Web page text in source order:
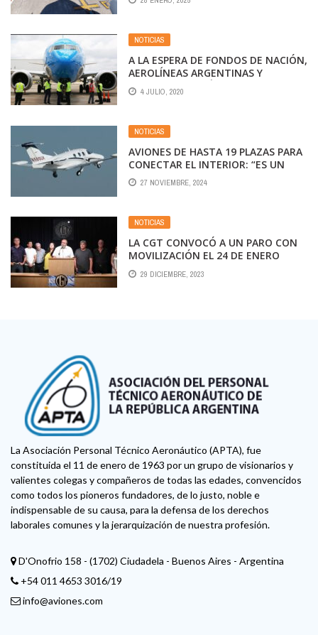
NOTICIAS
A LA ESPERA DE FONDOS DE NACIÓN,
AEROLÍNEAS ARGENTINAS Y
AUSTRAL PAGARÁN EL 50% DE LOS
SUELDOS DE JUNIO
4 JULIO, 2020
NOTICIAS
AVIONES DE HASTA 19 PLAZAS PARA
CONECTAR EL INTERIOR: “ES UN
INVENTO QUE NO EXISTE EN ESTA
PARTE DEL MUNDO”
27 NOVIEMBRE, 2024
NOTICIAS
LA CGT CONVOCÓ A UN PARO CON
MOVILIZACIÓN EL 24 DE ENERO
29 DICIEMBRE, 2023
La Asociación Personal Técnico Aeronáutico (APTA), fue
constituida el 11 de enero de 1963 por un grupo de visionarios y
valientes colegas y compañeros de todas las edades, convencidos
como todos los pioneros fundadores, de lo justo, noble e
indispensable de su causa, para la defensa de los derechos
laborales comunes y la jerarquización de nuestra profesión.
D'Onofrio 158 - (1702) Ciudadela - Buenos Aires - Argentina
+54 011 4653 3016/19
info@aviones.com